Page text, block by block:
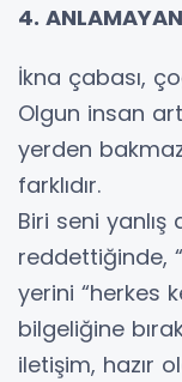
4.
İkna çabası,
Olgun insan
yerden
farklıdır.
Biri seni yanlış
reddettiğinde,
yerini “herkes
bilgeliğine
iletişim, hazır